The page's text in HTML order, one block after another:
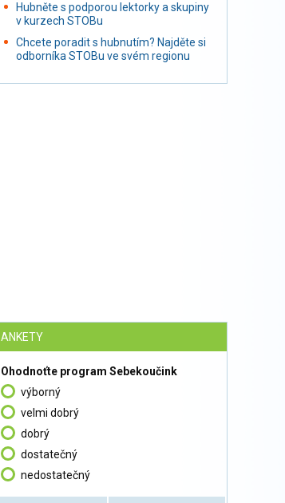
Hubněte s podporou lektorky a skupiny
v kurzech STOBu
Chcete poradit s hubnutím? Najděte si
odborníka STOBu ve svém regionu
ANKETY
Ohodnoťte program Sebekoučink
výborný
velmi dobrý
dobrý
dostatečný
nedostatečný